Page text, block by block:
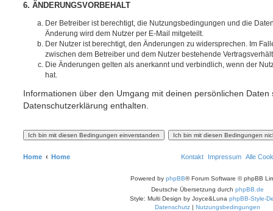
6. ÄNDERUNGSVORBEHALT
Der Betreiber ist berechtigt, die Nutzungsbedingungen und die
Änderung wird dem Nutzer per E-Mail mitgeteilt.
Der Nutzer ist berechtigt, den Änderungen zu widersprechen. Im
zwischen dem Betreiber und dem Nutzer bestehende
Die Änderungen gelten als anerkannt und verbindlich, wenn der
hat.
Informationen über den Umgang mit deinen persönlichen Daten
Datenschutzerklärung enthalten.
Home Home Alle
Impressum
Kontakt
Powered by phpBB® Forum Software © phpBB
Deutsche Übersetzung durch phpBB.de
Style: Multi Design by Joyce&Luna phpBB-Style-
Datenschutz | Nutzungsbedingungen